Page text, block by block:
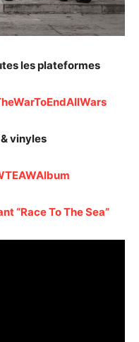
les plateformes
vinyles
“Race To The Sea”